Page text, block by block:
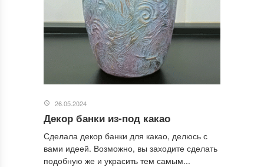
26.05.2024
Декор банки из-под какао
Сделала декор банки для какао, делюсь с
вами идеей. Возможно, вы заходите сделать
подобную же и украсить тем самым...